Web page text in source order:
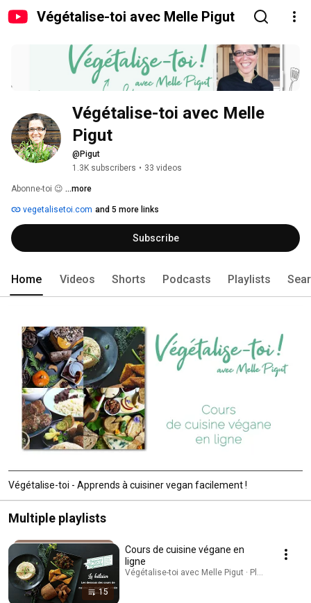
Végétalise-toi avec Melle Pigut
Végétalise-toi avec Melle
Pigut
@Pigut
1.3K subscribers • 33 videos
Abonne-toi 😉 ...more
vegetalisetoi.com and 5 more links
Subscribe
Home Videos Shorts Podcasts Playlists
Végétalise-toi - Apprends à cuisiner vegan facilement !
Multiple playlists
15
Cours de cuisine végane en
ligne
Végétalise-toi avec Melle Pigut · Playlist